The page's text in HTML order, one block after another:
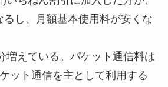
し、月額基本使用料が安くな
増えている。パケット通信料は
ット通信を主として利用する